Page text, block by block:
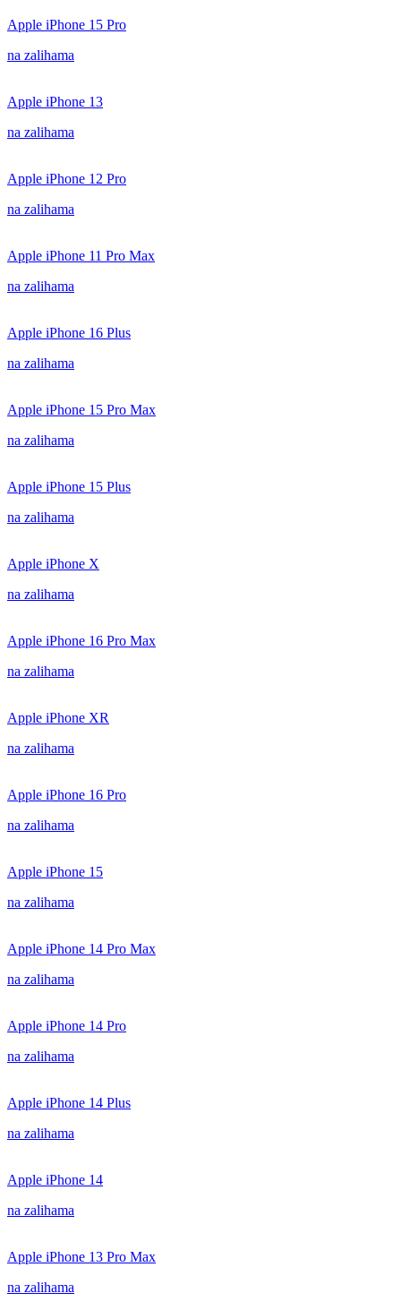
Apple iPhone 15 Pro
na zalihama
Apple iPhone 13
na zalihama
Apple iPhone 12 Pro
na zalihama
Apple iPhone 11 Pro Max
na zalihama
Apple iPhone 16 Plus
na zalihama
Apple iPhone 15 Pro Max
na zalihama
Apple iPhone 15 Plus
na zalihama
Apple iPhone X
na zalihama
Apple iPhone 16 Pro Max
na zalihama
Apple iPhone XR
na zalihama
Apple iPhone 16 Pro
na zalihama
Apple iPhone 15
na zalihama
Apple iPhone 14 Pro Max
na zalihama
Apple iPhone 14 Pro
na zalihama
Apple iPhone 14 Plus
na zalihama
Apple iPhone 14
na zalihama
Apple iPhone 13 Pro Max
na zalihama